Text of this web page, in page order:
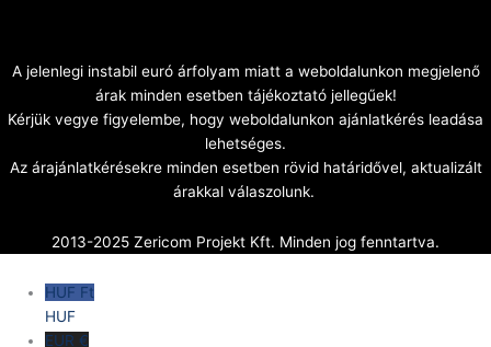
A jelenlegi instabil euró árfolyam miatt a weboldalunkon megjelenő
árak minden esetben tájékoztató jellegűek!
Kérjük vegye figyelembe, hogy weboldalunkon ajánlatkérés leadása
lehetséges.
Az árajánlatkérésekre minden esetben rövid határidővel, aktualizált
árakkal válaszolunk.
2013-2025 Zericom Projekt Kft. Minden jog fenntartva.
HUF Ft
HUF
EUR €